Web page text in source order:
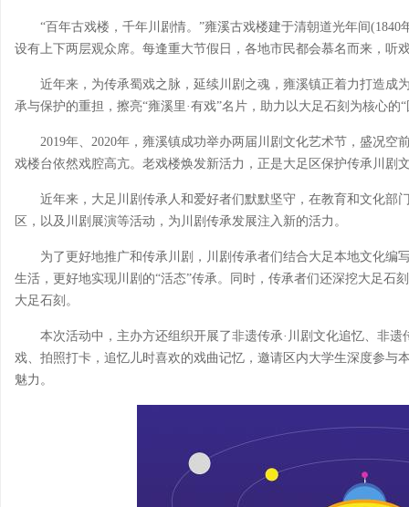
“百年古戏楼，千年川剧情。”雍溪古戏楼建于清朝道光年间
设有上下两层观众席。每逢重大节假日，各地市民都会慕名而来，听
近年来，为传承蜀戏之脉，延续川剧之魂，雍溪镇正着力打造成
承与保护的重担，擦亮“雍溪里·有戏”名片，助力以大足石刻为核心的
2019年、2020年，雍溪镇成功举办两届川剧文化艺术节，盛况
戏楼台依然戏腔高亢。老戏楼焕发新活力，正是大足区保护传承川剧
近年来，大足川剧传承人和爱好者们默默坚守，在教育和文化部
区，以及川剧展演等活动，为川剧传承发展注入新的活力。
为了更好地推广和传承川剧，川剧传承者们结合大足本地文化编
生活，更好地实现川剧的“活态”传承。同时，传承者们还深挖大足石
大足石刻。
本次活动中，主办方还组织开展了非遗传承·川剧文化追忆、非
戏、拍照打卡，追忆儿时喜欢的戏曲记忆，邀请区内大学生深度参与
魅力。